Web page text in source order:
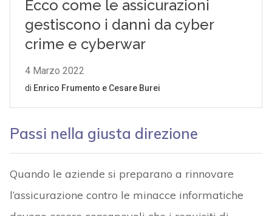
Passi nella giusta direzione
Quando le aziende si preparano a rinnovare
l’assicurazione contro le minacce informatiche